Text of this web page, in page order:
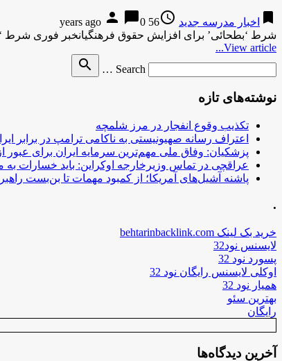
bookmark اخبار مدرسه جدید access_time
56 years ago
person chat_bubble0
شرط ‘بطحائی’ برای افزایش حقوق فرهنگیانخبر فوری شرط
View article...
Search …
search
نوشته‌های تازه
تکذیب وقوع انفجار در مرز شلمچه
اعتراف رسانه صهیونیستی به ناکامی ترامپ در برابر
پزشکیان: وفاق ملی مهم‌ترین سرمایه ایران برای
عراقچی در تماس وزیرخارجه اوکراین: باید خسارات به
پاشنه آشیل‌های آمریکا؛ از کمبود مهمات تا بن‌بست
.
خرید بک لینک behtarinbacklink.com
لایسنس نود32
پسورد نود 32
اوکلی لایسنس رایگان نود 32
همیار نود 32
بهترین سئو
رایگان
آخرین دیدگاه‌ها